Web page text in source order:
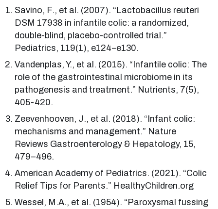
Savino, F., et al. (2007). “Lactobacillus reuteri
DSM 17938 in infantile colic: a randomized,
double-blind, placebo-controlled trial.”
Pediatrics, 119(1), e124–e130.
Vandenplas, Y., et al. (2015). “Infantile colic: The
role of the gastrointestinal microbiome in its
pathogenesis and treatment.” Nutrients, 7(5),
405-420.
Zeevenhooven, J., et al. (2018). “Infant colic:
mechanisms and management.” Nature
Reviews Gastroenterology & Hepatology, 15,
479–496.
American Academy of Pediatrics. (2021). “Colic
Relief Tips for Parents.” HealthyChildren.org
Wessel, M.A., et al. (1954). “Paroxysmal fussing